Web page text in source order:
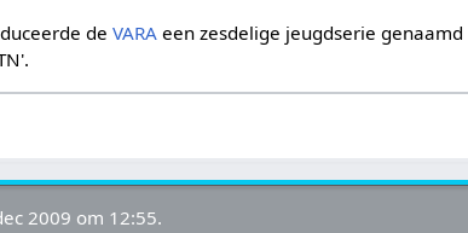
deVARA een zesdelige jeugdserie genaamd
2009 om 12:55.